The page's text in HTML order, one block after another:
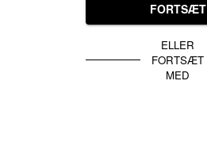
FORTSÆT
ELLER
FORTSÆT
MED